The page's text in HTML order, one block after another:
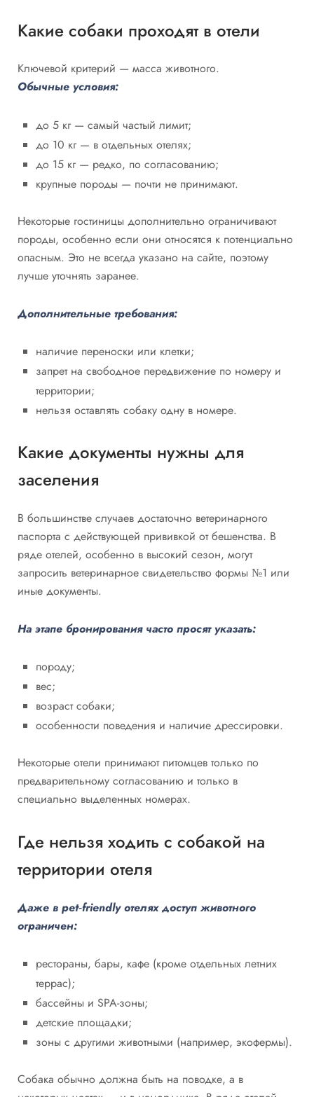
Какие собаки проходят в отели
Ключевой критерий — масса животного.
Обычные условия:
до 5 кг — самый частый лимит;
до 10 кг — в отдельных отелях;
до 15 кг — редко, по согласованию;
крупные породы — почти не принимают.
Некоторые гостиницы дополнительно ограничивают
породы, особенно если они относятся к потенциально
опасным. Это не всегда указано на сайте, поэтому
лучше уточнять заранее.
Дополнительные требования:
наличие переноски или клетки;
запрет на свободное передвижение по номеру и
территории;
нельзя оставлять собаку одну в номере.
Какие документы нужны для
заселения
В большинстве случаев достаточно ветеринарного
паспорта с действующей прививкой от бешенства. В
ряде отелей, особенно в высокий сезон, могут
запросить ветеринарное свидетельство формы №1 или
иные документы.
На этапе бронирования часто просят указать:
породу;
вес;
возраст собаки;
особенности поведения и наличие дрессировки.
Некоторые отели принимают питомцев только по
предварительному согласованию и только в
специально выделенных номерах.
Где нельзя ходить с собакой на
территории отеля
Даже в pet‑friendly отелях доступ животного
ограничен:
рестораны, бары, кафе (кроме отдельных летних
террас);
бассейны и SPA-зоны;
детские площадки;
зоны с другими животными (например, экофермы).
Собака обычно должна быть на поводке, а в